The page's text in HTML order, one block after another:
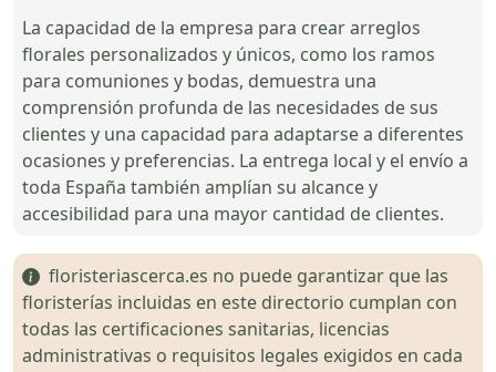
La capacidad de la empresa para crear arreglos
florales personalizados y únicos, como los ramos
para comuniones y bodas, demuestra una
comprensión profunda de las necesidades de sus
clientes y una capacidad para adaptarse a diferentes
ocasiones y preferencias. La entrega local y el envío a
toda España también amplían su alcance y
accesibilidad para una mayor cantidad de clientes.
floristeriascerca.es no puede garantizar que las
floristerías incluidas en este directorio cumplan con
todas las certificaciones sanitarias, licencias
administrativas o requisitos legales exigidos en cada